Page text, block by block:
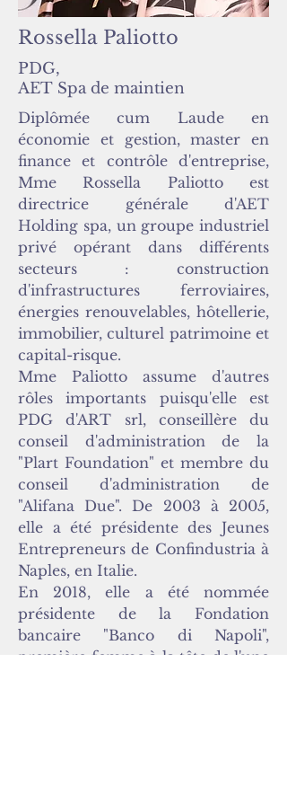
Rossella Paliotto
PDG,
AET Spa de maintien
Diplômée cum Laude en
économie et gestion, master en
finance et contrôle d'entreprise,
Mme Rossella Paliotto est
directrice générale d'AET
Holding spa, un groupe industriel
privé opérant dans différents
secteurs : construction
d'infrastructures ferroviaires,
énergies renouvelables, hôtellerie,
immobilier, culturel patrimoine et
capital-risque.
Mme Paliotto assume d'autres
rôles importants puisqu'elle est
PDG d'ART srl, conseillère du
conseil d'administration de la
"Plart Foundation" et membre du
conseil d'administration de
"Alifana Due". De 2003 à 2005,
elle a été présidente des Jeunes
Entrepreneurs de Confindustria à
Naples, en Italie.
En 2018, elle a été nommée
présidente de la Fondation
bancaire "Banco di Napoli",
première femme à la tête de l'une